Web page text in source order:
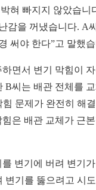
혀 빠지지 않았습니
감을 꺼냈습니다. A
써야 한다”고 말했
면서 변기 막힘이
B씨는 배관 전체를
문제가 완전히 해
은 배관 교체가 근
변기에 버려 변기
변기를 뚫으려고 시